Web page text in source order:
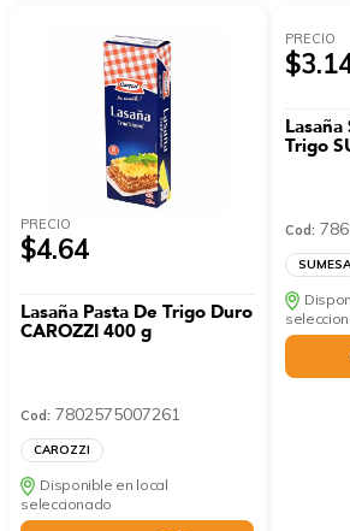
PRECIO
$4.64
Lasaña Pasta De Trigo Duro
CAROZZI 400 g
Cod: 7802575007261
CAROZZI
Disponible en local
seleccionado
PRECIO
Trigo
Cod:
SUMESA